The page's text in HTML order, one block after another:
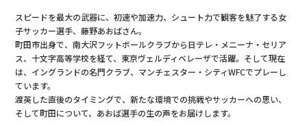
スピードを最大の武器に、初速や加速力、シュート力で観客を魅了する女
子サッカー選手、藤野あおばさん。
町田市出身で、南大沢フットボールクラブから日テレ・メニーナ・セリア
ス、十文字高等学校を経て、東京ヴェルディベレーザで活躍。そして現在
は、イングランドの名門クラブ、マンチェスター・シティWFCでプレーし
ています。
渡英した直後のタイミングで、新たな環境での挑戦やサッカーへの思い、
そして町田について、あおば選手の生の声をお届けします。